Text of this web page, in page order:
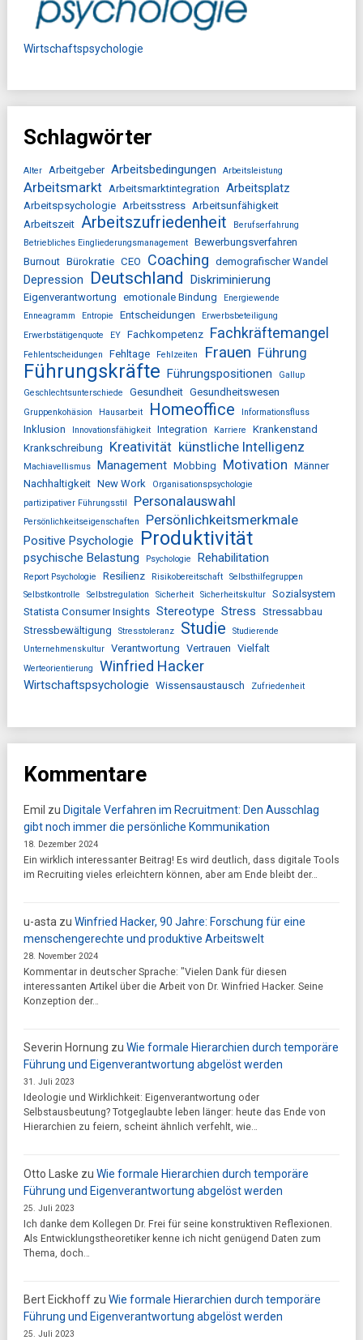
Wirtschaftspsychologie
Schlagwörter
Alter Arbeitgeber Arbeitsbedingungen Arbeitsleistung
Arbeitsmarkt Arbeitsmarktintegration Arbeitsplatz
Arbeitspsychologie Arbeitsstress
Arbeitsunfähigkeit
Arbeitszeit
Arbeitszufriedenheit
Berufserfahrung
Betriebliches Eingliederungsmanagement
Bewerbungsverfahren
Burnout Bürokratie CEO Coaching demografischer Wandel
Depression Deutschland Diskriminierung
Eigenverantwortung emotionale Bindung
Energiewende
Enneagramm
Entropie Entscheidungen
Erwerbsbeteiligung
Erwerbstätigenquote
EY Fachkompetenz Fachkräftemangel
Fehlentscheidungen Fehltage Fehlzeiten Frauen Führung
Führungskräfte Führungspositionen
Gallup
Geschlechtsunterschiede
Gesundheit Gesundheitswesen
Gruppenkohäsion Hausarbeit Homeoffice Informationsfluss
Inklusion Innovationsfähigkeit Integration Karriere
Krankenstand
Krankschreibung
Kreativität künstliche Intelligenz
Machiavellismus Management Mobbing Motivation Männer
Nachhaltigkeit New Work
Organisationspsychologie
partizipativer Führungsstil
Personalauswahl
Persönlichkeitseigenschaften Persönlichkeitsmerkmale
Positive Psychologie Produktivität
psychische Belastung Psychologie Rehabilitation
Report Psychologie Resilienz Risikobereitschaft
Selbsthilfegruppen
Selbstkontrolle
Selbstregulation Sicherheit Sicherheitskultur
Sozialsystem
Statista Consumer Insights Stereotype Stress Stressabbau
Stressbewältigung
Stresstoleranz Studie
Studierende
Unternehmenskultur
Verantwortung Vertrauen Vielfalt
Werteorientierung Winfried Hacker
Wirtschaftspsychologie Wissensaustausch Zufriedenheit
Kommentare
Emil zu Digitale Verfahren im Recruitment: Den Ausschlag
gibt noch immer die persönliche Kommunikation
18. Dezember 2024
Ein wirklich interessanter Beitrag! Es wird deutlich, dass digitale Tools
im Recruiting vieles erleichtern können, aber am Ende bleibt der…
u-asta zu Winfried Hacker, 90 Jahre: Forschung für eine
menschengerechte und produktive Arbeitswelt
28. November 2024
Kommentar in deutscher Sprache: "Vielen Dank für diesen
interessanten Artikel über die Arbeit von Dr. Winfried Hacker. Seine
Konzeption der…
Severin Hornung zu Wie formale Hierarchien durch temporäre
Führung und Eigenverantwortung abgelöst werden
31. Juli 2023
Ideologie und Wirklichkeit: Eigenverantwortung oder
Selbstausbeutung? Totgeglaubte leben länger: heute das Ende von
Hierarchien zu feiern, scheint ähnlich verfehlt, wie…
Otto Laske zu Wie formale Hierarchien durch temporäre
Führung und Eigenverantwortung abgelöst werden
25. Juli 2023
Ich danke dem Kollegen Dr. Frei für seine konstruktiven Reflexionen.
Als Entwicklungstheoretiker kenne ich nicht genügend Daten zum
Thema, doch…
Bert Eickhoffzu Wie formale Hierarchien durch temporäre
Führung und Eigenverantwortung abgelöst werden
25. Juli 2023